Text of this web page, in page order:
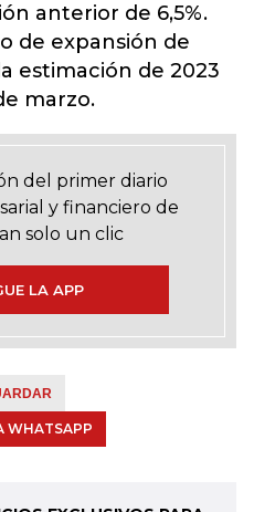
anterior de 6,5%.
de expansión de
estimación de 2023
marzo.
del primer diario
y financiero de
solo un clic
LA APP
WHATSAPP